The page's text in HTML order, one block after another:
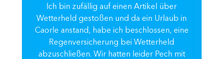
Ich bin zufällig auf einen Artikel über
Wetterheld gestoßen und da ein Urlaub in
Caorle anstand, habe ich beschlossen, eine
Regenversicherung bei Wetterheld
abzuschließen. Wir hatten leider Pech mit